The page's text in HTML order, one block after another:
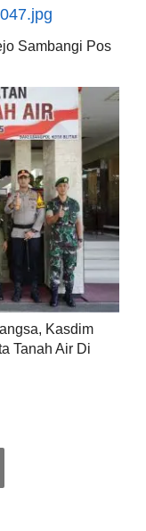
Sambangi Pos
Kasdim
Tanah Air Di